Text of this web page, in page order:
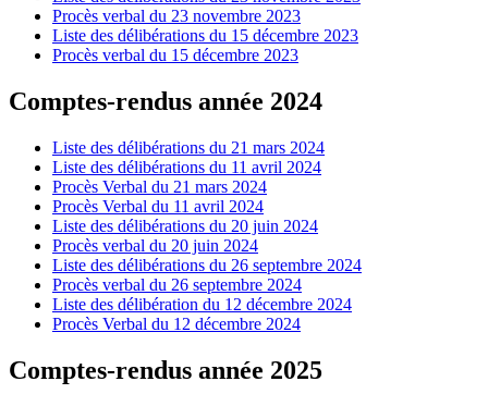
Procès verbal du 23 novembre 2023
Liste des délibérations du 15 décembre 2023
Procès verbal du 15 décembre 2023
Comptes-rendus année 2024
Liste des délibérations du 21 mars 2024
Liste des délibérations du 11 avril 2024
Procès Verbal du 21 mars 2024
Procès Verbal du 11 avril 2024
Liste des délibérations du 20 juin 2024
Procès verbal du 20 juin 2024
Liste des délibérations du 26 septembre 2024
Procès verbal du 26 septembre 2024
Liste des délibération du 12 décembre 2024
Procès Verbal du 12 décembre 2024
Comptes-rendus année 2025